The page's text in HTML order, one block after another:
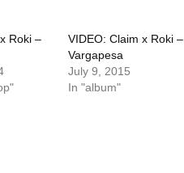
Roki –
VIDEO: Claim x Roki –
Vargapesa
July 9, 2015
In "album"